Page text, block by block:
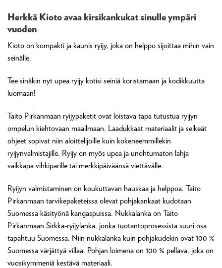
Herkkä Kioto avaa kirsikankukat sinulle ympäri
vuoden
Kioto on kompakti ja kaunis ryijy, joka on helppo sijoittaa mihin vain
seinälle.
Tee sinäkin nyt upea ryijy kotisi seiniä koristamaan ja kodikkuutta
luomaan!
Taito Pirkanmaan ryijypaketit ovat loistava tapa tutustua ryijyn
ompelun kiehtovaan maailmaan. Laadukkaat materiaalit ja selkeät
ohjeet sopivat niin aloittelijoille kuin kokeneemmillekin
ryijynvalmistajille. Ryijy on myös upea ja unohtumaton lahja
vaikkapa vihkiparille tai merkkipäiväänsä viettävälle.
Ryijyn valmistaminen on koukuttavan hauskaa ja helppoa. Taito
Pirkanmaan tarvikepaketeissa olevat pohjakankaat kudotaan
Suomessa käsityönä kangaspuissa. Nukkalanka on Taito
Pirkanmaan Sirkka-ryijylanka, jonka tuotantoprosessista suuri osa
tapahtuu Suomessa. Niin nukkalanka kuin pohjakudekin ovat 100 %
Suomessa värjättyä villaa. Pohjan loimena on 100 % pellava, joka on
vuosikymmeniä kestävä materiaali.